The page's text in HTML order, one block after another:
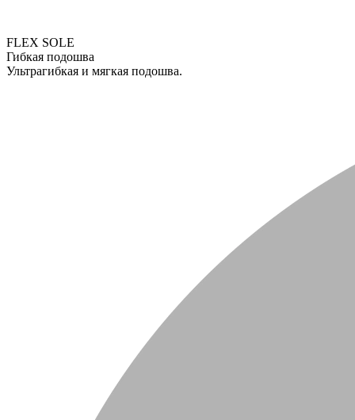
FLEX SOLE
Гибкая подошва
Ультрагибкая и мягкая подошва.